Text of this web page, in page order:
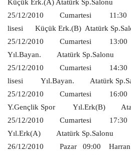
İletişim
Sağlık
Kültür Sanat
Küçük Erk.(A) Atatürk Sp.Salonu
25/12/2010
Cumartesi 11:30
lisesi
Küçük Erk.(B) Atatürk
25/12/2010
Cumartesi 13:00
Yıl.Bayan.
Atatürk Sp.Salonu
25/12/2010
Cumartesi 14:30
lisesi
Yıl.Bayan.
Atatürk
25/12/2010
Cumartesi 16:00
Y.Gençlik Spor
Yıl.Erk(B)
25/12/2010
Cumartesi 17:30
Yıl.Erk(A)
Atatürk Sp.Salonu
26/12/2010
Pazar 09:00